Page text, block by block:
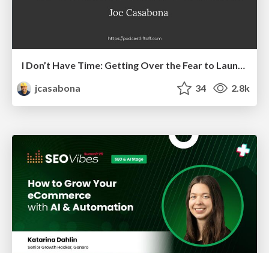
I Don’t Have Time: Getting Over the Fear to Launch Your Podcast
jcasabona
34 2.8k